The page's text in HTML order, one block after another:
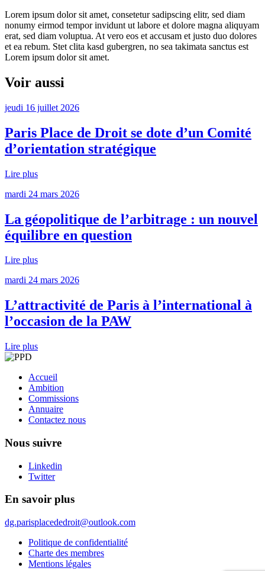
Lorem ipsum dolor sit amet, consetetur sadipscing elitr, sed diam
nonumy eirmod tempor invidunt ut labore et dolore magna aliquyam
erat, sed diam voluptua. At vero eos et accusam et justo duo dolores
et ea rebum. Stet clita kasd gubergren, no sea takimata sanctus est
Lorem ipsum dolor sit amet.
Voir aussi
jeudi 16 juillet 2026
Paris Place de Droit se dote d’un Comité
d’orientation stratégique
Lire plus
mardi 24 mars 2026
La géopolitique de l’arbitrage : un nouvel
équilibre en question
Lire plus
mardi 24 mars 2026
L’attractivité de Paris à l’international à
l’occasion de la PAW
Lire plus
Accueil
Ambition
Commissions
Annuaire
Contactez nous
Nous suivre
Linkedin
Twitter
En savoir plus
dg.parisplacededroit@outlook.com
Politique de confidentialité
Charte des membres
Mentions légales